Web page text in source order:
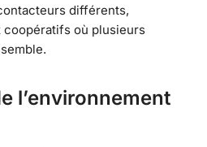
différents,
coopératifs où plusieurs
l’environnement